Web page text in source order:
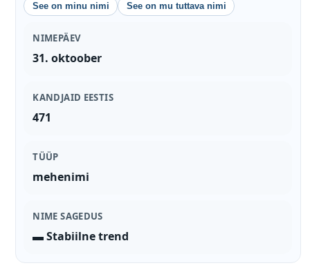
See on minu nimi See on mu tuttava nimi
NIMEPÄEV
31. oktoober
KANDJAID EESTIS
471
TÜÜP
mehenimi
NIME SAGEDUS
▬ Stabiilne trend